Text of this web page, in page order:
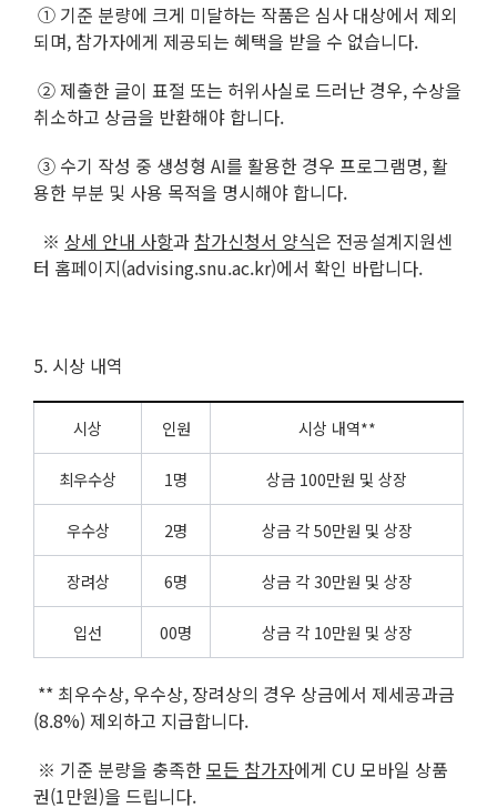
① 기준 분량에 크게 미달하는 작품은 심사 대상에서 제외
되며, 참가자에게 제공되는 혜택을 받을 수 없습니다.
② 제출한 글이 표절 또는 허위사실로 드러난 경우, 수상을
취소하고 상금을 반환해야 합니다.
③ 수기 작성 중 생성형 AI를 활용한 경우 프로그램명, 활
용한 부분 및 사용 목적을 명시해야 합니다.
※ 상세 안내 사항과 참가신청서 양식은 전공설계지원센
터 홈페이지(advising.snu.ac.kr)에서 확인 바랍니다.
5. 시상 내역
시상 인원 시상 내역**
최우수상 1명 상금 100만원 및 상장
우수상 2명 상금 각 50만원 및 상장
장려상 6명 상금 각 30만원 및 상장
입선 00명 상금 각 10만원 및 상장
** 최우수상, 우수상, 장려상의 경우 상금에서 제세공과금
(8.8%) 제외하고 지급합니다.
※ 기준 분량을 충족한모든 참가자에게 CU 모바일 상품
권(1만원)을 드립니다.